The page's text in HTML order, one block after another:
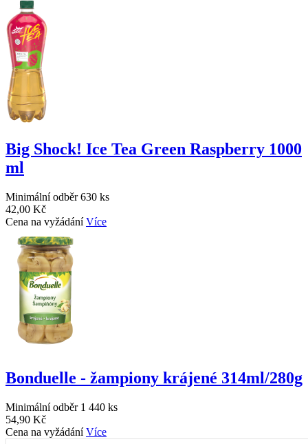
Big Shock! Ice Tea Green Raspberry 1000
ml
Minimální odběr 630 ks
42,00 Kč
Cena na vyžádáníVíce
Bonduelle - žampiony krájené 314ml/280g
Minimální odběr 1 440 ks
54,90 Kč
Cena na vyžádáníVíce